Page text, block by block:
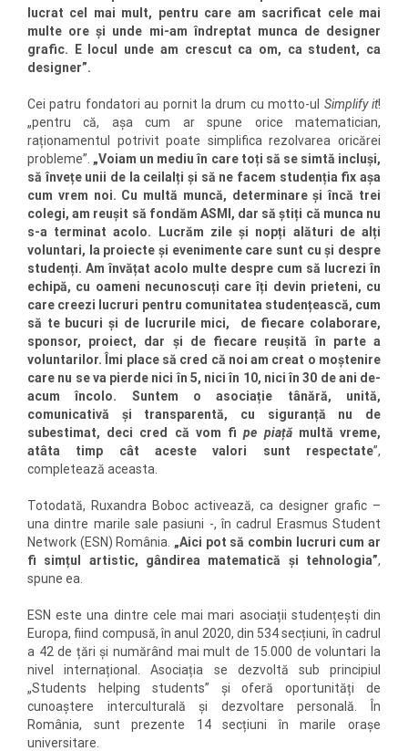
lucrat cel mai mult, pentru care am sacrificat cele mai
multe ore și unde mi-am îndreptat munca de designer
grafic. E locul unde am crescut ca om, ca student, ca
designer”.
Cei patru fondatori au pornit la drum cu motto-ul Simplify it!
„pentru că, așa cum ar spune orice matematician,
raționamentul potrivit poate simplifica rezolvarea oricărei
probleme”. „Voiam un mediu în care toți să se simtă incluși,
să învețe unii de la ceilalți și să ne facem studenția fix așa
cum vrem noi. Cu multă muncă, determinare și încă trei
colegi, am reușit să fondăm ASMI, dar să știți că munca nu
s-a terminat acolo. Lucrăm zile și nopți alături de alți
voluntari, la proiecte și evenimente care sunt cu și despre
studenți. Am învățat acolo multe despre cum să lucrezi în
echipă, cu oameni necunoscuți care îți devin prieteni, cu
care creezi lucruri pentru comunitatea studențească, cum
să te bucuri și de lucrurile mici, de fiecare colaborare,
sponsor, proiect, dar și de fiecare reușită în parte a
voluntarilor. Îmi place să cred că noi am creat o moștenire
care nu se va pierde nici în 5, nici în 10, nici în 30 de ani de-
acum încolo. Suntem o asociație tânără, unită,
comunicativă și transparentă, cu siguranță nu de
subestimat, deci cred că vom fipe piațămultă vreme,
atâta timp cât aceste valori sunt respectate”,
completează aceasta.
Totodată, Ruxandra Boboc activează, ca designer grafic –
una dintre marile sale pasiuni -, în cadrul Erasmus Student
Network (ESN) România. „Aici pot să combin lucruri cum ar
fi simțul artistic, gândirea matematică și tehnologia”,
spune ea.
ESN este una dintre cele mai mari asociații studențești din
Europa, fiind compusă, în anul 2020, din 534 secțiuni, în cadrul
a 42 de țări și numărând mai mult de 15.000 de voluntari la
nivel internațional. Asociația se dezvoltă sub principiul
„Students helping students” și oferă oportunități de
cunoaștere interculturală și dezvoltare personală. În
România, sunt prezente 14 secțiuni în marile orașe
universitare.